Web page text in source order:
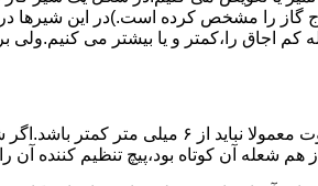
گاز را مشخص کرده است.)در این
کم اجاق را،کمتر و یا بیشتر می
رنگ شعله پیلوت باید آبی باشد و
هم شعله آن کوتاه بود،پیچ تنظیم